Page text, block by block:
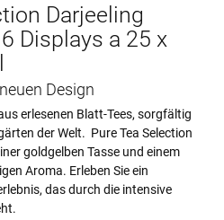
Darjeeling
Displays a 25 x
Design
erlesenen Blatt-Tees, sorgfältig
der Welt. Pure Tea Selection
goldgelben Tasse und einem
Aroma. Erleben Sie ein
das durch die intensive